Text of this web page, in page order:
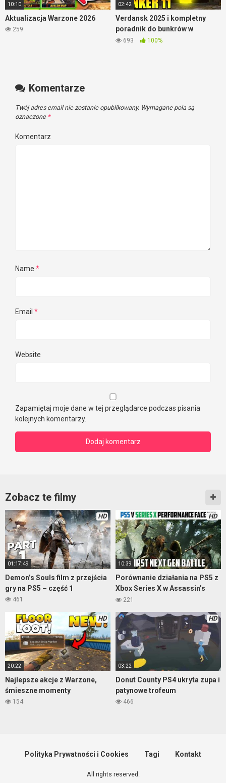
10:10
Aktualizacja Warzone 2026
259
02:42
Verdansk 2025 i kompletny
poradnik do bunkrów w
Warzone
693 100%
Komentarze
Twój adres email nie zostanie opublikowany. Wymagane pola są
oznaczone *
Komentarz
Name *
Email *
Website
Zapamiętaj moje dane w tej przeglądarce podczas pisania
kolejnych komentarzy.
Zobacz te filmy
HD
01:17:49
Demon’s Souls film z przejścia
gry na PS5 – część 1
461
HD
10:39
Porównanie działania na PS5 z
Xbox Series X w Assassin’s
Creed: Valhalla
221
HD
20:22
Najlepsze akcje z Warzone,
śmieszne momenty
154
HD
03:22
Donut County PS4 ukryta zupa i
patynowe trofeum
466
Polityka Prywatności i Cookies Tagi Kontakt
All rights reserved.